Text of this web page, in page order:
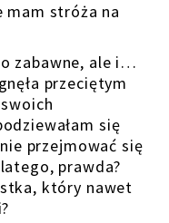
mam stróża na
zabawne, ale i…
przeciętym
się
przejmować się
prawda?
który nawet